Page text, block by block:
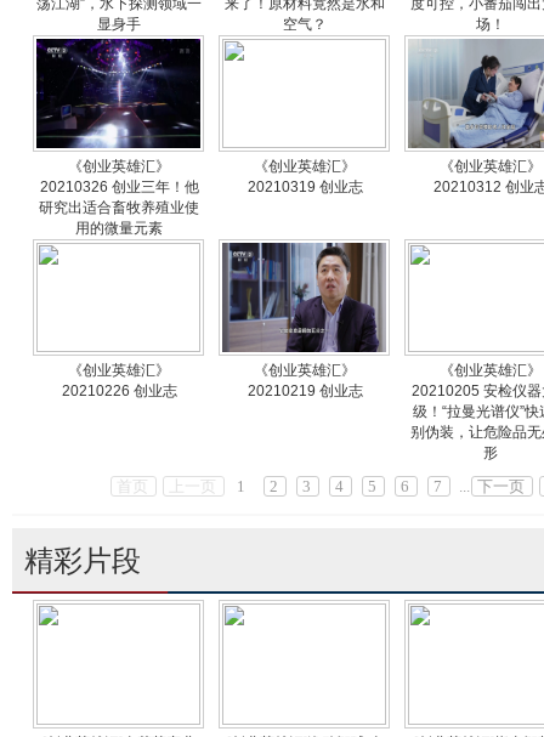
荡江湖”，水下探测领域一
显身手
来了！原材料竟然是水和
空气？
度可控，小番茄闯
场！
《创业英雄汇》
20210326 创业三年！他
研究出适合畜牧养殖业使
用的微量元素
《创业英雄汇》
20210319 创业志
《创业英雄汇》
20210312 创业
《创业英雄汇》
20210226 创业志
《创业英雄汇》
20210219 创业志
《创业英雄汇》
20210205 安检仪器
级！“拉曼光谱仪”快
别伪装，让危险品
形
首页 上一页 1 2 3 4 5 6 7 ... 下一页
精彩片段